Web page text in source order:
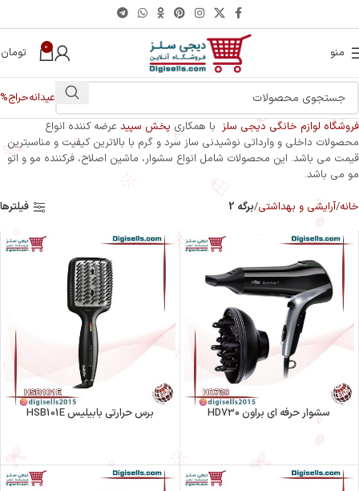
منو 0 تومان
عیدانهحراج%
فروشگاه لوازم خانگی دیجی سلز با همکاری پخش سپید عرضه کننده انواع
محصولات داخلی و وارداتی نوشیدنی ساز سرد و گرم با بالاترین کیفیت و مناسبترین
قیمت می باشد. این محصولات شامل انواع سشوار، ماشین اصلاح، فرکننده مو و اتو
مو می باشد.
خانه آرایشی و بهداشتی برگه 2 فیلترها
سشوار حرفه ای براون HD730 برس حرارتی بابیلیس HSB101E